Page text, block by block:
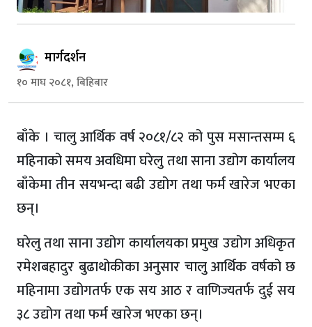
मार्गदर्शन
१० माघ २०८१, बिहिबार
बाँके । चालु आर्थिक वर्ष २०८१/८२ को पुस मसान्तसम्म ६
महिनाको समय अवधिमा घरेलु तथा साना उद्योग कार्यालय
बाँकेमा तीन सयभन्दा बढी उद्योग तथा फर्म खारेज भएका
छन्।
घरेलु तथा साना उद्योग कार्यालयका प्रमुख उद्योग अधिकृत
रमेशबहादुर बुढाथोकीका अनुसार चालु आर्थिक वर्षको छ
महिनामा उद्योगतर्फ एक सय आठ र वाणिज्यतर्फ दुई सय
३८ उद्योग तथा फर्म खारेज भएका छन्।